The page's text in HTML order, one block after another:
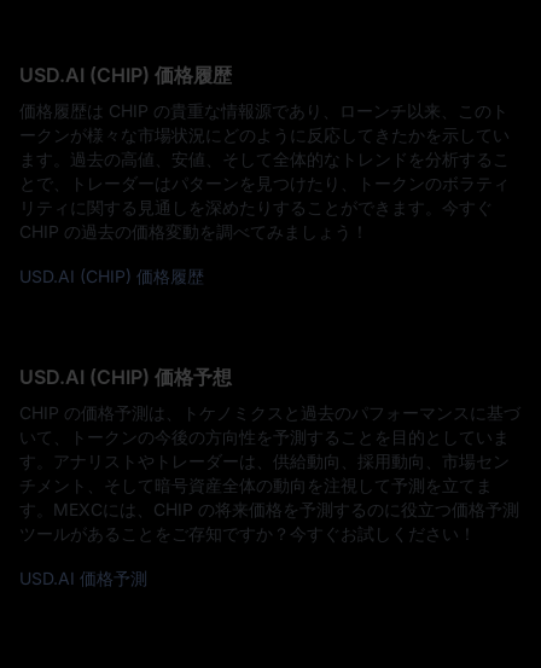
USD.AI (CHIP) 価格履歴
価格履歴は CHIP の貴重な情報源であり、ローンチ以来、このト
ークンが様々な市場状況にどのように反応してきたかを示してい
ます。過去の高値、安値、そして全体的なトレンドを分析するこ
とで、トレーダーはパターンを見つけたり、トークンのボラティ
リティに関する見通しを深めたりすることができます。今すぐ
CHIP の過去の価格変動を調べてみましょう！
USD.AI (CHIP) 価格履歴
USD.AI (CHIP) 価格予想
CHIP の価格予測は、トケノミクスと過去のパフォーマンスに基づ
いて、トークンの今後の方向性を予測することを目的としていま
す。アナリストやトレーダーは、供給動向、採用動向、市場セン
チメント、そして暗号資産全体の動向を注視して予測を立てま
す。MEXCには、CHIP の将来価格を予測するのに役立つ価格予測
ツールがあることをご存知ですか？今すぐお試しください！
USD.AI 価格予測